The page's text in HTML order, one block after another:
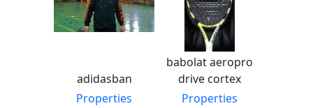
adidasban
Properties
babolat aeropro
drive cortex
Properties